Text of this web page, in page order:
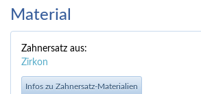
Material
Zahnersatz aus:
Zirkon
Infos zu Zahnersatz-Materialien